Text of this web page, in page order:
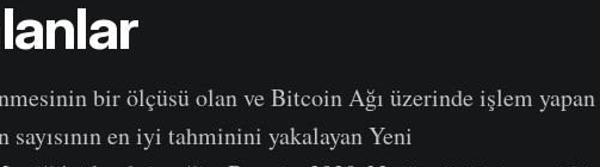
bir ölçüsü olan ve Bitcoin Ağı üzerinde işlem yapan
sayısının en iyi tahminini yakalayan Yeni